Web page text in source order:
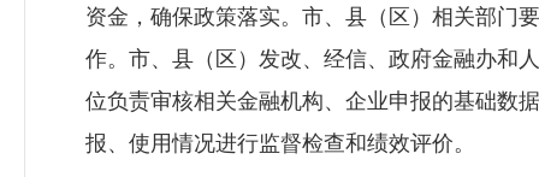
资金，确保政策落实。市、县（区）相关部门
作。市、县（区）发改、经信、政府金融办和
位负责审核相关金融机构、企业申报的基础数
报、使用情况进行监督检查和绩效评价。